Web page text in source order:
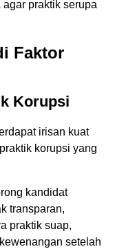
praktik serupa
Faktor
Korupsi
irisan kuat
korupsi yang
kandidat
transparan,
praktik suap,
setelah